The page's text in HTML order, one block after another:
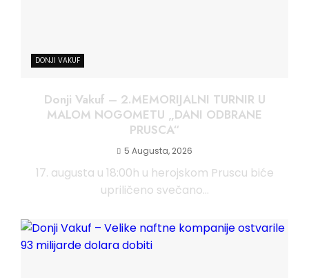
DONJI VAKUF
Donji Vakuf – 2.MEMORIJALNI TURNIR U
MALOM NOGOMETU „DANI ODBRANE
PRUSCA“
5 Augusta, 2026
17. augusta u 18:00h u herojskom Pruscu biće
upriličeno svečano...